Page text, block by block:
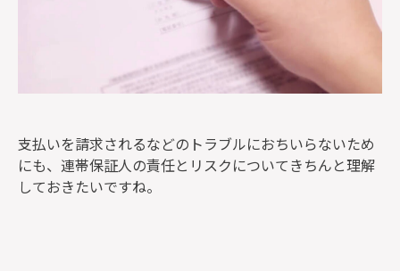
支払いを請求されるなどのトラブルにおちいらないため
にも、連帯保証人の責任とリスクについてきちんと理解
しておきたいですね。